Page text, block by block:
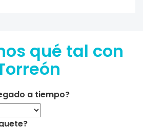
qué tal con
a tiempo?